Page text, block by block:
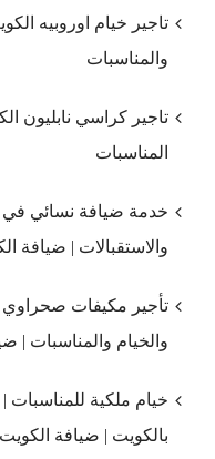
تاجير خيام اوروبيه
والمناسبات
تاجير كراسي نابليون
المناسبات
خدمة ضيافة نسائي في
والاستقبالات | ضيافة
تأجير مكيفات صحراوي
والخيام والمناسبات |
خيام ملكية للمناسبات
بالكويت | ضيافة الكويت